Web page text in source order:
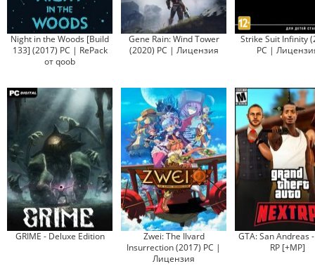
Night in the Woods [Build
133] (2017) PC | RePack
от qoob
Gene Rain: Wind Tower
(2020) PC | Лицензия
Strike Suit Infinity
PC |
GRIME - Deluxe Edition
Zwei: The Ilvard
Insurrection (2017) PC |
Лицензия
GTA: San Andreas
RP [+MP]